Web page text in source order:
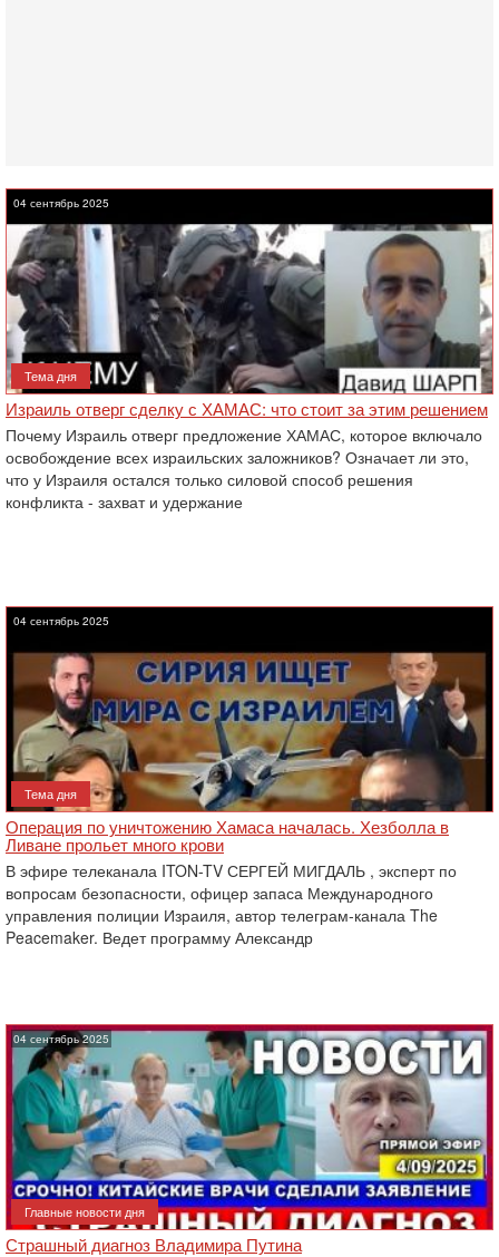
04 сентябрь 2025
Тема дня
Израиль отверг сделку с ХАМАС: что стоит за этим решением
Почему Израиль отверг предложение ХАМАС, которое включало
освобождение всех израильских заложников? Означает ли это,
что у Израиля остался только силовой способ решения
конфликта - захват и удержание
04 сентябрь 2025
Тема дня
Операция по уничтожению Хамаса началась. Хезболла в
Ливане прольет много крови
В эфире телеканала ITON-TV СЕРГЕЙ МИГДАЛЬ , эксперт по
вопросам безопасности, офицер запаса Международного
управления полиции Израиля, автор телеграм-канала The
Peacemaker. Ведет программу Александр
04 сентябрь 2025
Главные новости дня
Страшный диагноз Владимира Путина